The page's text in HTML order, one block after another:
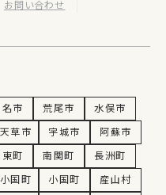
お問い合わせ
市 荒尾市
水俣市
草市 宇城市
阿蘇市
町 南関町
長洲町
国町 小国町
産山村